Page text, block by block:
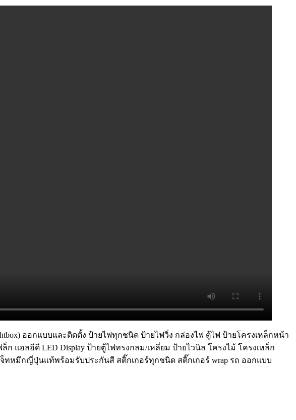
ออกแบบและติดตั้ง ป้ายไฟทุกชนิด ป้ายไฟวิ่ง กล่องไฟ ตู้ไฟ ป้ายโครงเหล็กหน้า
แอลอีดี LED Display ป้ายตู้ไฟทรงกลม/เหลี่ยม ป้ายไวนิล โครงไม้ โครงเหล็ก
จ็ทหมึกญี่ปุ่นแท้พร้อมรับประกันสี สติ๊กเกอร์ทุกชนิด สติ๊กเกอร์ wrap รถ ออกแบบ